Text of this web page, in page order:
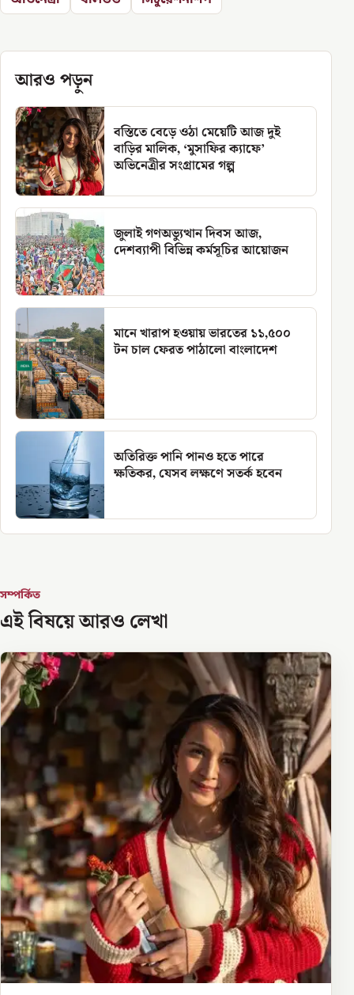
আরও পড়ুন
বস্তিতে বেড়ে ওঠা মেয়েটি আজ দুই
বাড়ির মালিক, ‘মুসাফির ক্যাফে’
অভিনেত্রীর সংগ্রামের গল্প
জুলাই গণঅভ্যুত্থান দিবস আজ,
দেশব্যাপী বিভিন্ন কর্মসূচির আয়োজন
মানে খারাপ হওয়ায় ভারতের ১১,৫০০
টন চাল ফেরত পাঠালো বাংলাদেশ
অতিরিক্ত পানি পানও হতে পারে
ক্ষতিকর, যেসব লক্ষণে সতর্ক হবেন
সম্পর্কিত
এই বিষয়ে আরও লেখা